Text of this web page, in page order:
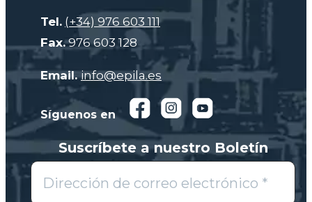
Tel. (+34) 976 603 111
Fax.976 603 128
Email.info@epila.es
Síguenos en
Suscríbete a nuestro Boletín